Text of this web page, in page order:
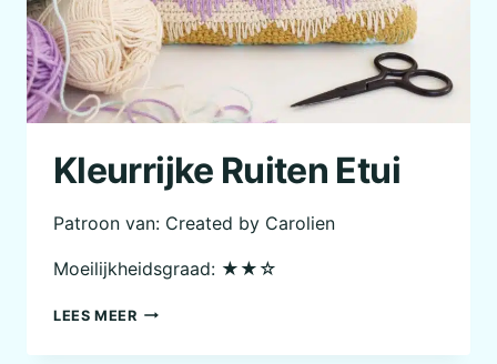
Kleurrijke Ruiten Etui
Patroon van: Created by Carolien
Moeilijkheidsgraad: ★★☆
LEES MEERKLEURRIJKE
ETUI